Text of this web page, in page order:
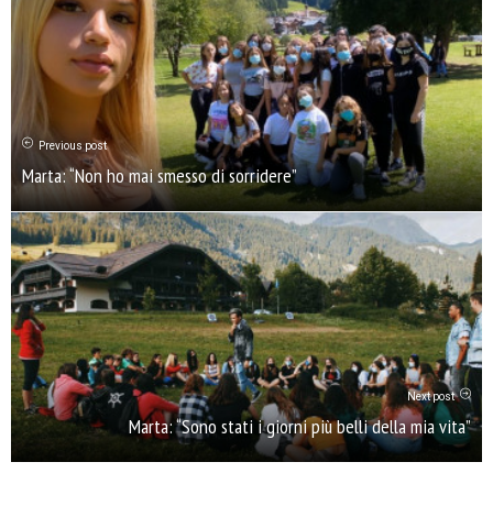
Previous post
Marta: “Non ho mai smesso di sorridere”
Next post
Marta: “Sono stati i giorni più belli della mia vita”